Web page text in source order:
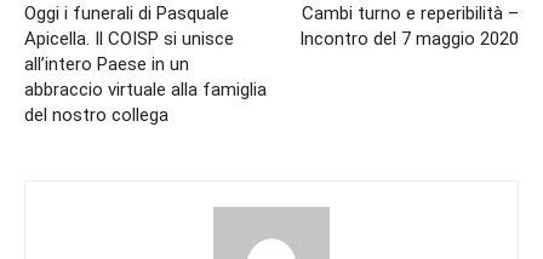
Oggi i funerali di Pasquale
Apicella. Il COISP si unisce
all’intero Paese in un
abbraccio virtuale alla famiglia
del nostro collega
Cambi turno e reperibilità –
Incontro del 7 maggio 2020